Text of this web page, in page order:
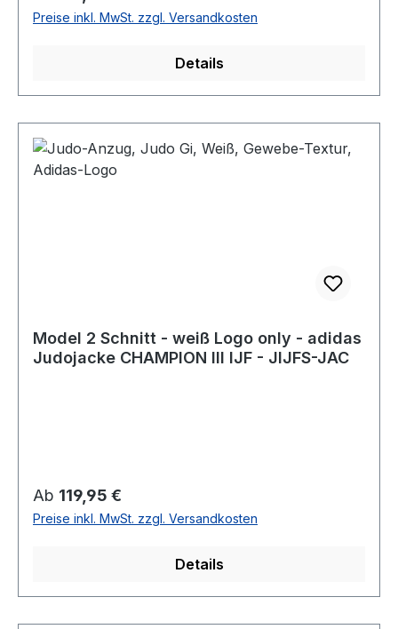
Preise inkl. MwSt. zzgl. Versandkosten
Details
Model 2 Schnitt - weiß Logo only - adidas
Judojacke CHAMPION III IJF - JIJFS-JAC
Regulärer Preis:
Ab 119,95 €
Preise inkl. MwSt. zzgl. Versandkosten
Details